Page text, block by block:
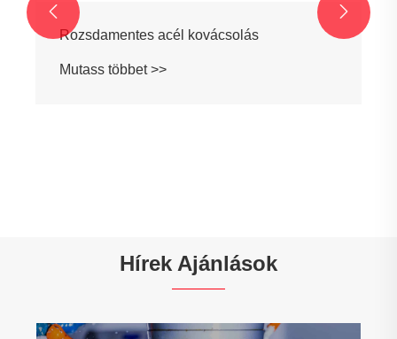
Rozsdamentes acél kovácsolás
Mutass többet >>
 
Hírek Ajánlások